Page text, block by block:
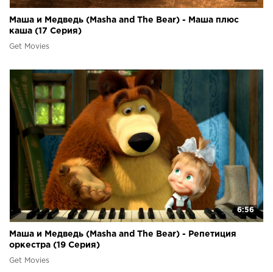
Маша и Медведь (Masha and The Bear) - Маша плюс
каша (17 Серия)
Get Movies
6:56
Маша и Медведь (Masha and The Bear) - Репетиция
оркестра (19 Серия)
Get Movies